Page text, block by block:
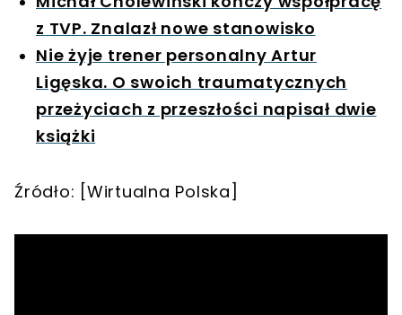
z TVP. Znalazł nowe stanowisko
Nie żyje trener personalny Artur
Ligęska. O swoich traumatycznych
przeżyciach z przeszłości napisał dwie
książki
Źródło: [Wirtualna Polska]